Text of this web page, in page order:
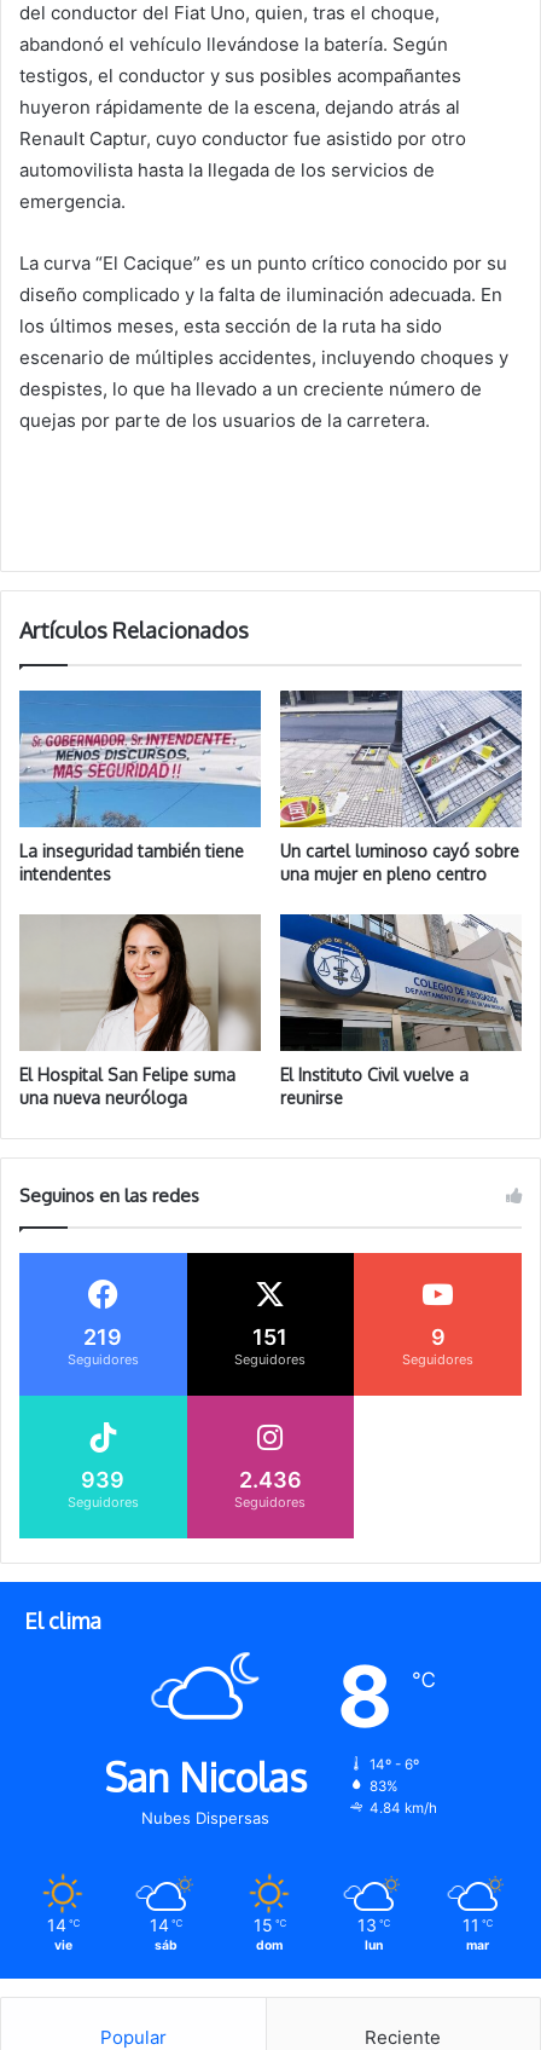
del conductor del Fiat Uno, quien, tras el choque,
abandonó el vehículo llevándose la batería. Según
testigos, el conductor y sus posibles acompañantes
huyeron rápidamente de la escena, dejando atrás al
Renault Captur, cuyo conductor fue asistido por otro
automovilista hasta la llegada de los servicios de
emergencia.
La curva “El Cacique” es un punto crítico conocido por su
diseño complicado y la falta de iluminación adecuada. En
los últimos meses, esta sección de la ruta ha sido
escenario de múltiples accidentes, incluyendo choques y
despistes, lo que ha llevado a un creciente número de
quejas por parte de los usuarios de la carretera.
Artículos Relacionados
La inseguridad también tiene
intendentes
Un cartel luminoso cayó sobre
una mujer en pleno centro
El Hospital San Felipe suma
una nueva neuróloga
El Instituto Civil vuelve a
reunirse
Seguinos en las redes
219
Seguidores
151
Seguidores
9
Seguidores
939
Seguidores
2.436
Seguidores
El clima
San Nicolas
Nubes Dispersas
8 ℃
14º - 6º
83%
4.84 km/h
14 ℃
vie
14 ℃
sáb
15 ℃
dom
13 ℃
lun
11 ℃
mar
Popular Reciente